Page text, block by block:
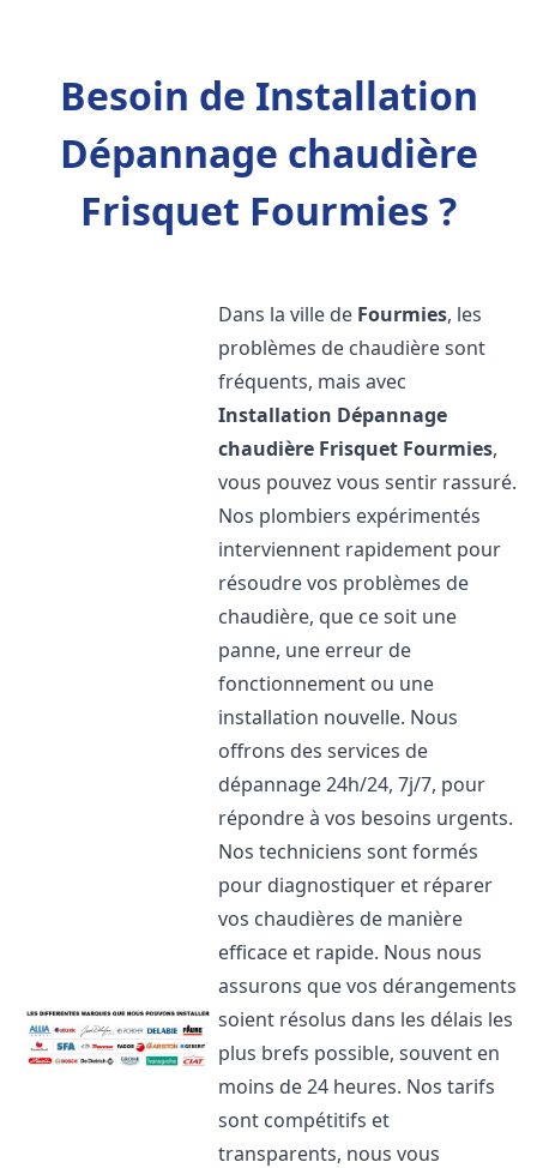
Besoin de Installation
Dépannage chaudière
Frisquet Fourmies ?
Dans la ville de Fourmies, les
problèmes de chaudière sont
fréquents, mais avec
Installation Dépannage
chaudière Frisquet Fourmies,
vous pouvez vous sentir rassuré.
Nos plombiers expérimentés
interviennent rapidement pour
résoudre vos problèmes de
chaudière, que ce soit une
panne, une erreur de
fonctionnement ou une
installation nouvelle. Nous
offrons des services de
dépannage 24h/24, 7j/7, pour
répondre à vos besoins urgents.
Nos techniciens sont formés
pour diagnostiquer et réparer
vos chaudières de manière
efficace et rapide. Nous nous
assurons que vos dérangements
soient résolus dans les délais les
plus brefs possible, souvent en
moins de 24 heures. Nos tarifs
sont compétitifs et
transparents, nous vous